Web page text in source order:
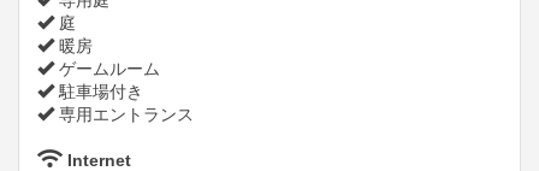
庭
暖房
ゲームルーム
駐車場付き
専用エントランス
Internet